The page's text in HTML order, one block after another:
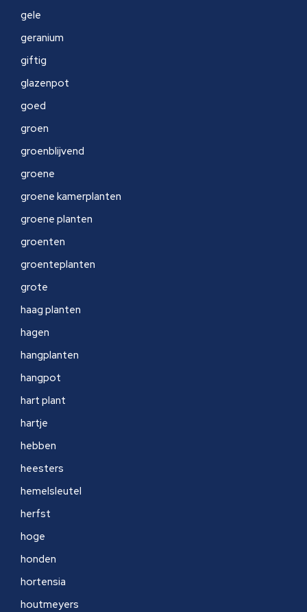
gele
geranium
giftig
glazenpot
goed
groen
groenblijvend
groene
groene kamerplanten
groene planten
groenten
groenteplanten
grote
haag planten
hagen
hangplanten
hangpot
hart plant
hartje
hebben
heesters
hemelsleutel
herfst
hoge
honden
hortensia
houtmeyers